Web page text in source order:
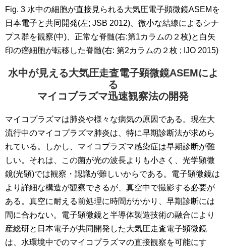
Fig. 3 水中の細胞が直接見られる大気圧電子顕微鏡ASEMを
日本電子と共同開発(左; JSB 2012)、微小な結線によるシナ
プス群を観察(中)、正常な脊髄(右:第1カラムの２枚)と白矢
印の癌細胞が転移した脊髄(右: 第2カラムの２枚 ; IJO 2015)
水中が見える大気圧走査電子顕微鏡ASEMによ
る
マイコプラズマ迅速観察法の開発
マイコプラズマは肺炎や様々な病気の原因である。現在大
流行中のマイコプラズマ肺炎は、特に早期診断法が求めら
れている。しかし、マイコプラズマ感染症は早期診断が難
しい。それは、この菌が光の波長よりも小さく、光学顕微
鏡(光顕)では観察・認識が難しいからである。電子顕微鏡は
より詳細な構造が観察できるが、真空中で撮影する必要が
ある。真空に耐える前処理に時間がかかり、早期診断には
間に合わない。電子顕微鏡と半導体製造技術の融合により
産総研と日本電子が共同開発した大気圧走査電子顕微鏡
は、水環境中でのマイコプラズマの直接観察を可能にす